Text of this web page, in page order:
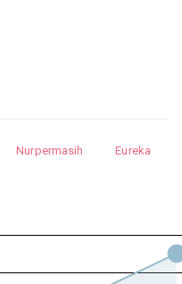
Nurpermasih
Eureka